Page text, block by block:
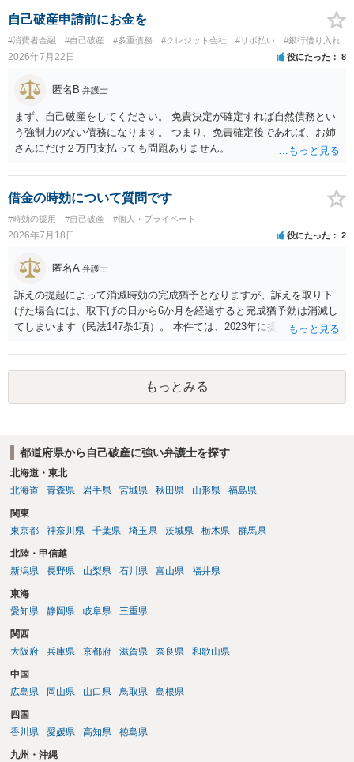
自己破産申請前にお金を
#消費者金融 #自己破産 #多重債務 #クレジット会社 #リボ払い #銀行借り入れ
2026年7月22日 役にたった 8
匿名B 弁護士
まず、自己破産をしてください。 免責決定が確定すれば自然債務とい
う強制力のない債務になります。 つまり、免責確定後であれば、お姉
さんにだけ２万円支払っても問題ありません。
借金の時効について質問です
#時効の援用 #自己破産 #個人・プライベート
2026年7月18日 役にたった 2
匿名A 弁護士
訴えの提起によって消滅時効の完成猶予となりますが、訴えを取り下
げた場合には、取下げの日から6か月を経過すると完成猶予効は消滅し
てしまいます（民法147条1項）。 本件ては、2023年に提訴された債権
権者については取下げ日から6か月以内に再提訴しなければやはり時効
は更新しないことになります。ただし、消滅時効の起算点は、不払い
日ではなく期限の利益喪失日（通常は所定の分割の支払期日から1～2
か月程度経過しても支払いがなければ一括返済可能という契約になっ
もっとみる
都道府県から自己破産に強い弁護士を探す
北海道・東北
北海道
青森県 岩手県 宮城県 秋田県 山形県 福島県
関東
東京都
神奈川県 千葉県 埼玉県 茨城県 栃木県 群馬県
北陸・甲信越
新潟県
長野県 山梨県 石川県 富山県 福井県
東海
愛知県
静岡県 岐阜県 三重県
関西
大阪府
兵庫県 京都府 滋賀県 奈良県 和歌山県
中国
広島県
岡山県 山口県 鳥取県 島根県
四国
香川県
愛媛県 高知県 徳島県
九州・沖縄